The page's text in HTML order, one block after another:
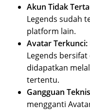
Akun Tidak
Legends sudah
platform lain.
Avatar Terkunci:
Legends
didapatkan
tertentu.
Gangguan
mengganti